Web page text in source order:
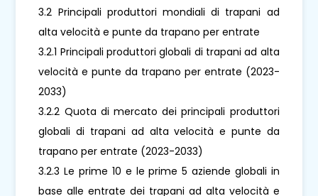
3.2 Principali produttori mondiali di trapani ad
alta velocità e punte da trapano per entrate
3.2.1 Principali produttori globali di trapani ad alta
velocità e punte da trapano per entrate (2023-
2033)
3.2.2 Quota di mercato dei principali produttori
globali di trapani ad alta velocità e punte da
trapano per entrate (2023-2033)
3.2.3 Le prime 10 e le prime 5 aziende globali in
base alle entrate dei trapani ad alta velocità e